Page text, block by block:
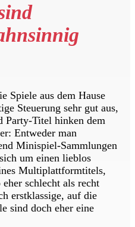
Spiele aus dem Hause
Steuerung sehr gut aus,
Party-Titel hinken dem
Entweder man
Minispiel-Sammlungen
um einen lieblos
Multiplattformtitels,
schlecht als recht
erstklassige, auf die
sind doch eher eine